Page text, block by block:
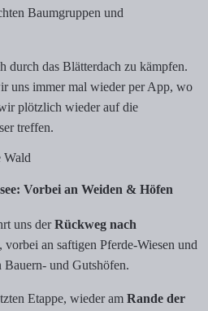
Baumgruppen und
durch das Blätterdach zu kämpfen.
uns immer mal wieder per App, wo
plötzlich wieder auf die
treffen.
Vorbei an Weiden & Höfen
uns derRückweg nach
vorbei an saftigen Pferde-Wiesen und
und Gutshöfen.
Etappe, wieder am Rande der